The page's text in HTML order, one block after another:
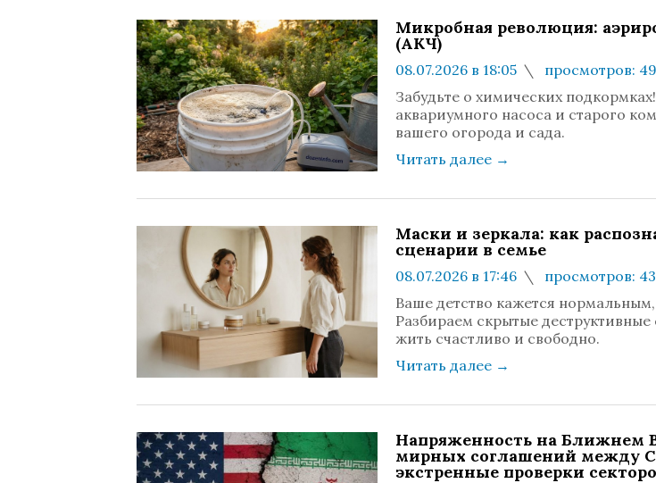
Микробная революция:
(АКЧ)
08.07.2026 в 18:05 просмотров:
Забудьте о химических
аквариумного насоса и старого
вашего огорода и сада.
Читать далее →
Маски и зеркала: как
сценарии в семье
08.07.2026 в 17:46 просмотров:
Ваше детство кажется нормальным,
Разбираем скрытые
жить счастливо и свободно.
Читать далее →
Напряженность на Ближнем
мирных соглашений между
экстренные проверки